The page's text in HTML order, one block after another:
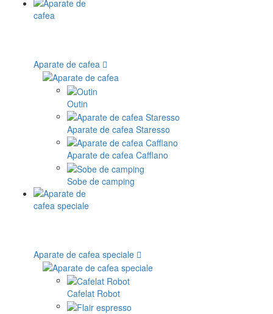
Aparate de cafea
Outin
Aparate de cafea Staresso
Aparate de cafea Cafflano
Sobe de camping
Aparate de cafea speciale
Cafelat Robot